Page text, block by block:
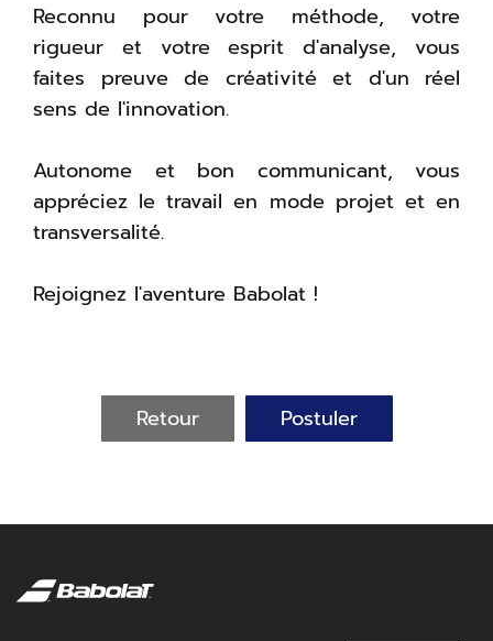
Reconnu pour votre méthode, votre
rigueur et votre esprit d'analyse, vous
faites preuve de créativité et d'un réel
sens de l'innovation.
Autonome et bon communicant, vous
appréciez le travail en mode projet et en
transversalité.
Rejoignez l'aventure Babolat !
Retour Postuler